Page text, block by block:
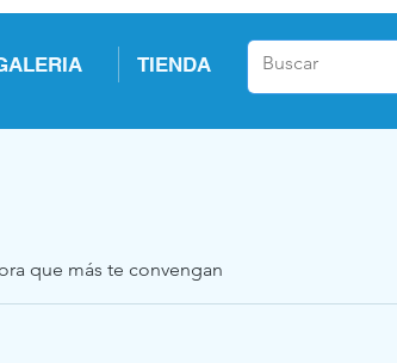
TIENDA
que más te convengan